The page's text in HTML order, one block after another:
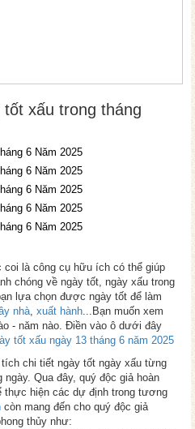
xấu trong tháng
6 Năm 2025
6 Năm 2025
6 Năm 2025
6 Năm 2025
6 Năm 2025
coi là công cụ hữu ích có thể giúp
chóng về ngày tốt, ngày xấu trong
lựa chọn được ngày tốt để làm
nhà, xuất hành...Bạn muốn xem
- năm nào. Điền vào ô dưới đây
tốt xấu ngày 13 tháng 6 năm 2025
chi tiết ngày tốt ngày xấu từng
Qua đây, quý độc giả hoàn
thực hiện các dự định trong tương
còn mang đến cho quý độc giả
thủy như: